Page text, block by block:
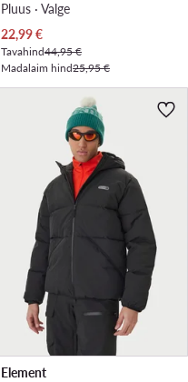
Pluus · Valge
Praegune hind
22,99€
Tavahind44,95 €
Madalaim hind25,95 €
Element